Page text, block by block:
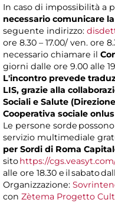
In caso di impossibilità a
necessario comunicare
seguente indirizzo:
ore 8.30 – 17.00/ ven. ore
necessario chiamare il
giorni dalle ore 9.00 alle
L'incontro prevede
LIS, grazie alla
Sociali e Salute
Cooperativa sociale
Le persone sorde
servizio multimediale
per Sordi di Roma
sitohttps://
alle ore 18.30 e il sabato
Organizzazione:
con Zètema Progetto